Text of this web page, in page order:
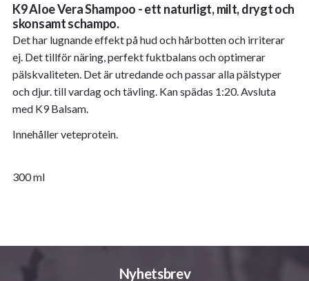
K9 Aloe Vera Shampoo - ett naturligt, milt, drygt och
skonsamt schampo.
Det har lugnande effekt på hud och hårbotten och irriterar
ej. Det tillför näring, perfekt fuktbalans och optimerar
pälskvaliteten. Det är utredande och passar alla pälstyper
och djur. till vardag och tävling. Kan spädas 1:20. Avsluta
med K9 Balsam.
Innehåller veteprotein.
300 ml
Nyhetsbrev